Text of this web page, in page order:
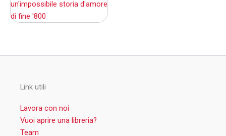
Link utili
Lavora con noi
Vuoi aprire una libreria?
Team